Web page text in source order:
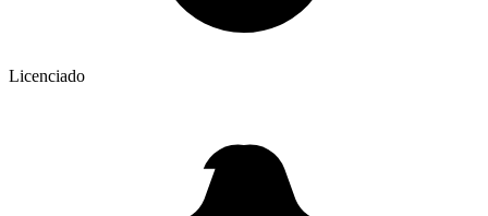
Licenciado